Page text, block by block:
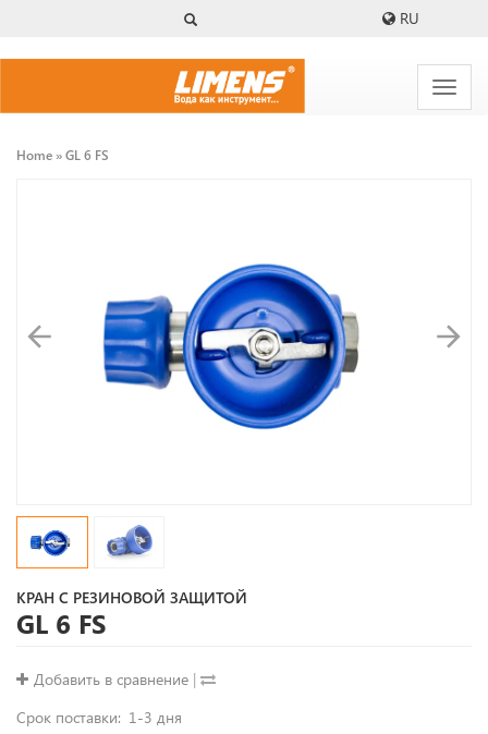
main
RU
Home GL 6 FS
КРАН С РЕЗИНОВОЙ ЗАЩИТОЙ
GL 6 FS
Добавить в сравнение |
Срок поставки
1-3 дня